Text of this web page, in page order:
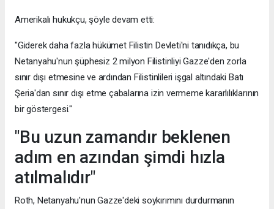
Amerikalı hukukçu, şöyle devam etti:
"Giderek daha fazla hükümet Filistin Devleti'ni tanıdıkça, bu
Netanyahu'nun şüphesiz 2 milyon Filistinliyi Gazze'den zorla
sınır dışı etmesine ve ardından Filistinlileri işgal altındaki Batı
Şeria'dan sınır dışı etme çabalarına izin vermeme kararlılıklarının
bir göstergesi."
"Bu uzun zamandır beklenen
adım en azından şimdi hızla
atılmalıdır"
Roth, Netanyahu'nun Gazze'deki soykırımını durdurmanın